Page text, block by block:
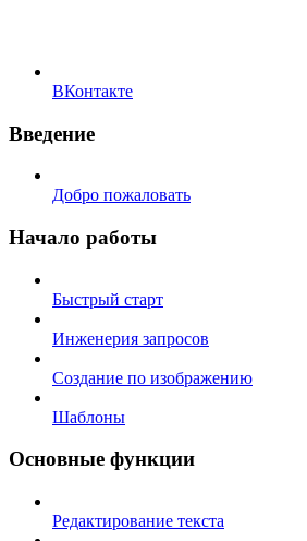
ВКонтакте
Введение
Добро пожаловать
Начало работы
Быстрый старт
Инженерия запросов
Создание по изображению
Шаблоны
Основные функции
Редактирование текста